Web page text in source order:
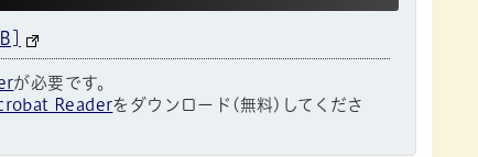
が必要です。
Readerをダウンロード(無料)してくださ